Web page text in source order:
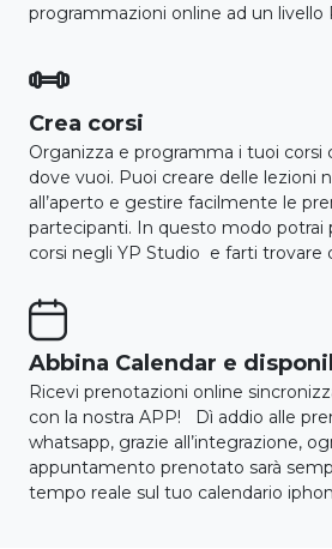
programmazioni online ad un livello

Crea corsi
Organizza e programma i tuoi corsi
dove vuoi. Puoi creare delle lezioni
all’aperto e gestire facilmente le
partecipanti. In questo modo potrai
corsi negli YP Studio e farti trovare

Abbina Calendar e
Ricevi prenotazioni online
con la nostra APP! Dì addio alle
whatsapp, grazie all’integrazione,
appuntamento prenotato sarà
tempo reale sul tuo calendario